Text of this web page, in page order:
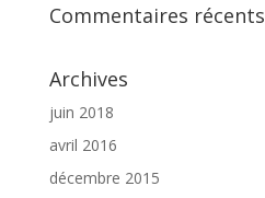
Commentaires récents
Archives
juin 2018
avril 2016
décembre 2015